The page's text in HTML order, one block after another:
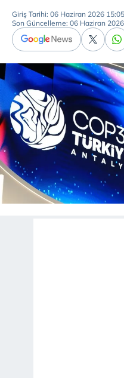
Giriş Tarihi: 06 Haziran 2026 15:05
Son Güncelleme: 06 Haziran